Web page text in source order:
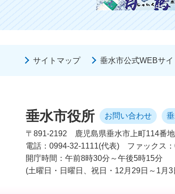
サイトマップ 垂水市公式WEBサイ
垂水市役所 お問い合わせ
〒891-2192
鹿児島県垂水市上町114番地
電話：0994-32-1111(代表)
ファックス
開庁時間：午前8時30分～午後5時15分
(土曜日・日曜日、祝日・12月29日～1月3